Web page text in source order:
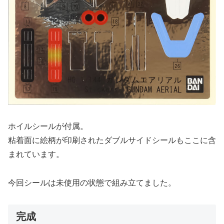
ホイルシールが付属。
粘着面に絵柄が印刷されたダブルサイドシールもここに含
まれています。
今回シールは未使用の状態で組み立てました。
完成